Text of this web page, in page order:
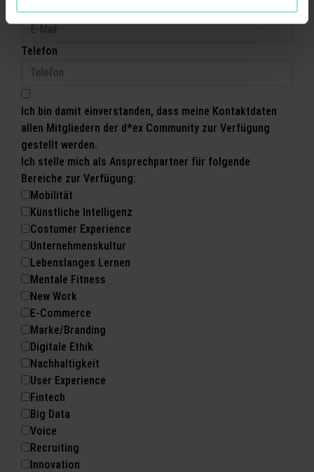
Telefon
Ich bin damit einverstanden, dass meine Kontaktdaten
allen Mitgliedern der d*ex Community zur Verfügung
gestellt werden.
Ich stelle mich als Ansprechpartner für folgende
Bereiche zur Verfügung:
Mobilität
Künstliche Intelligenz
Costumer Experience
Unternehmenskultur
Lebenslanges Lernen
Mentale Fitness
New Work
E-Commerce
Marke/Branding
Digitale Ethik
Nachhaltigkeit
User Experience
Fintech
Big Data
Voice
Recruiting
Innovation